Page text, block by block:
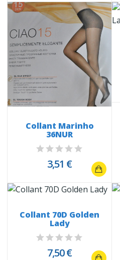
Collant Marinho
36NUR
3,51 €
Collant 70D Golden
Lady
7,50 €